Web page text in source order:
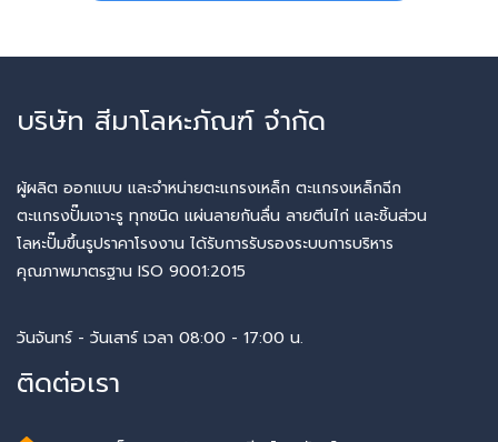
บริษัท สีมาโลหะภัณฑ์ จำกัด
ผู้ผลิต ออกแบบ และจำหน่ายตะแกรงเหล็ก ตะแกรงเหล็กฉีก
ตะแกรงปั๊มเจาะรู ทุกชนิด แผ่นลายกันลื่น ลายตีนไก่ และชิ้นส่วน
โลหะปั๊มขึ้นรูปราคาโรงงาน ได้รับการรับรองระบบการบริหาร
คุณภาพมาตรฐาน ISO 9001:2015
วันจันทร์ - วันเสาร์ เวลา 08:00 - 17:00 น.
ติดต่อเรา